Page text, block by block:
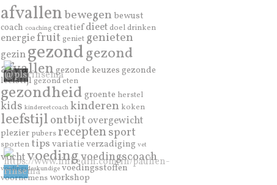
afvallenbewegenbewust
coach coaching creatiefdieet doel drinken
energiefruit geniet genieten
gezingezondgezond
afvallengezonde keuzesgezonde
leefstijl gezond eten
gezondheidgroente herstel
kids kindereetcoach kinderen koken
leefstijlontbijt overgewicht
plezier pubersreceptensport
sporten tipsvariatieverzadiging vet
vochtvoedingvoedingscoach
voedingsdeskundige voedingsstoffen
voornemens workshop